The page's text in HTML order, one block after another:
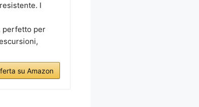
I
perfetto per
su Amazon